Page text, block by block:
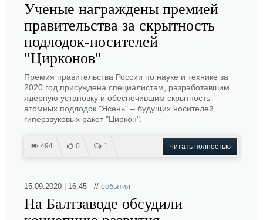
Ученые награждены премией
правительства за скрытность
подлодок-носителей
"Цирконов"
Премия правительства России по науке и технике за
2020 год присуждена специалистам, разработавшим
ядерную установку и обеспечившим скрытность
атомных подлодок "Ясень" – будущих носителей
гиперзвуковых ракет "Циркон".
494 0 1 Читать полностью
15.09.2020 | 16:45 // события
На Балтзаводе обсудили